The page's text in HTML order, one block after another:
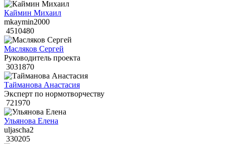
Каймин Михаил
mkaymin2000
4510480
Масляков Сергей
Руководитель проекта
3031870
Тайманова Анастасия
Эксперт по нормотворчеству
721970
Ульянова Елена
uljascha2
330205